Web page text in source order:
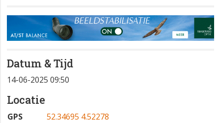
Datum & Tijd
14-06-2025 09:50
Locatie
GPS
52.34695 4.52278